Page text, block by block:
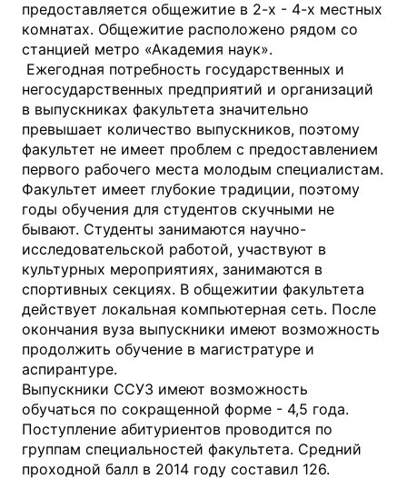
предоставляется общежитие в 2-х - 4-х местных
комнатах. Общежитие расположено рядом со
станцией метро «Академия наук».
Ежегодная потребность государственных и
негосударственных предприятий и организаций
в выпускниках факультета значительно
превышает количество выпускников, поэтому
факультет не имеет проблем с предоставлением
первого рабочего места молодым специалистам.
Факультет имеет глубокие традиции, поэтому
годы обучения для студентов скучными не
бывают. Студенты занимаются научно-
исследовательской работой, участвуют в
культурных мероприятиях, занимаются в
спортивных секциях. В общежитии факультета
действует локальная компьютерная сеть. После
окончания вуза выпускники имеют возможность
продолжить обучение в магистратуре и
аспирантуре.
Выпускники ССУЗ имеют возможность
обучаться по сокращенной форме - 4,5 года.
Поступление абитуриентов проводится по
группам специальностей факультета. Средний
проходной балл в 2014 году составил 126.